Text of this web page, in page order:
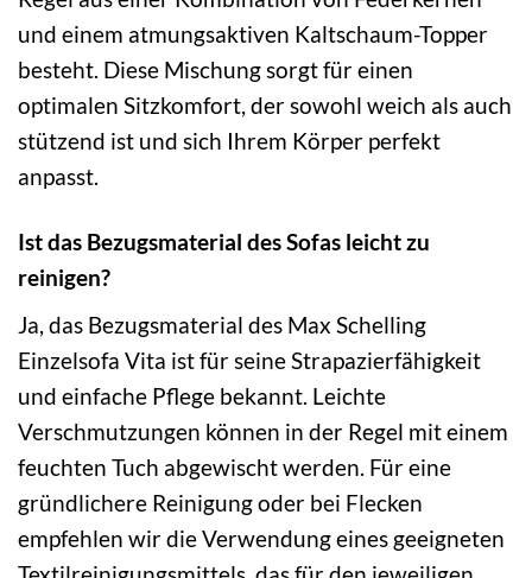
und einem atmungsaktiven Kaltschaum-Topper
besteht. Diese Mischung sorgt für einen
optimalen Sitzkomfort, der sowohl weich als auch
stützend ist und sich Ihrem Körper perfekt
anpasst.
Ist das Bezugsmaterial des Sofas leicht zu
reinigen?
Ja, das Bezugsmaterial des Max Schelling
Einzelsofa Vita ist für seine Strapazierfähigkeit
und einfache Pflege bekannt. Leichte
Verschmutzungen können in der Regel mit einem
feuchten Tuch abgewischt werden. Für eine
gründlichere Reinigung oder bei Flecken
empfehlen wir die Verwendung eines geeigneten